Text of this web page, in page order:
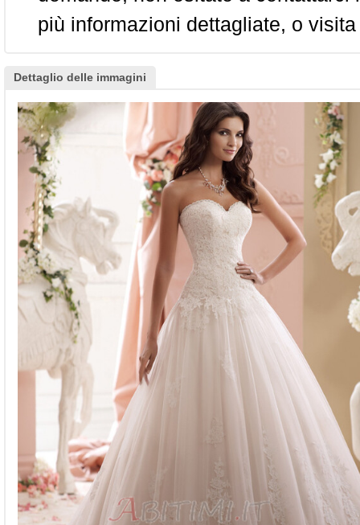
più informazioni dettagliate, o
Dettaglio delle immagini